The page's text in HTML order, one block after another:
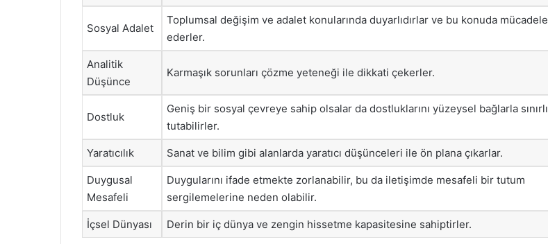
Sosyal Adalet
Toplumsal değişim ve adalet konularında duyarlıdırlar ve bu konuda mücadele
ederler.
Analitik
Düşünce
Karmaşık sorunları çözme yeteneği ile dikkati çekerler.
Dostluk
Geniş bir sosyal çevreye sahip olsalar da dostluklarını yüzeysel bağlarla sınırlı
tutabilirler.
Yaratıcılık Sanat ve bilim gibi alanlarda yaratıcı düşünceleri ile ön plana çıkarlar.
Duygusal
Mesafeli
Duygularını ifade etmekte zorlanabilir, bu da iletişimde mesafeli bir tutum
sergilemelerine neden olabilir.
İçsel Dünyası Derin bir iç dünya ve zengin hissetme kapasitesine sahiptirler.